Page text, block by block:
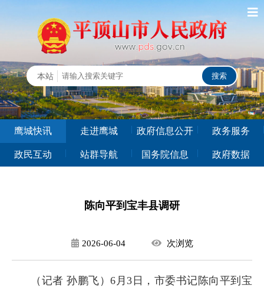
鹰城快讯 走进鹰城 政府信息公开 政务服务
政民互动 站群导航 国务院信息 政府数据
陈向平到宝丰县调研
2026-06-04 次浏览
（记者 孙鹏飞 ）6月3日， 市委书记陈向平到宝